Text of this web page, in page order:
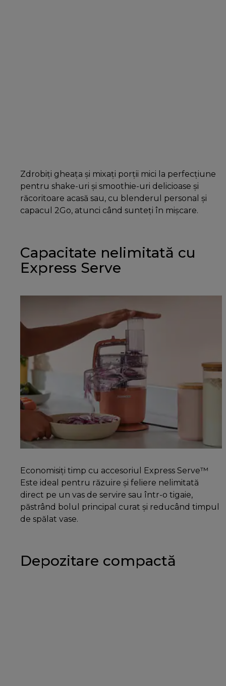
Zdrobiți gheața și mixați porții mici la perfecțiune
pentru shake-uri și smoothie-uri delicioase și
răcoritoare acasă sau, cu blenderul personal și
capacul 2Go, atunci când sunteți în mișcare.
Capacitate nelimitată cu
Express Serve
Economisiți timp cu accesoriul Express Serve™
Este ideal pentru răzuire și feliere nelimitată
direct pe un vas de servire sau într-o tigaie,
păstrând bolul principal curat și reducând timpul
de spălat vase.
Depozitare compactă